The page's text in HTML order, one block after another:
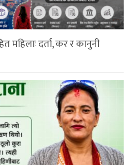
महिलाः दर्ता, कर र कानुनी